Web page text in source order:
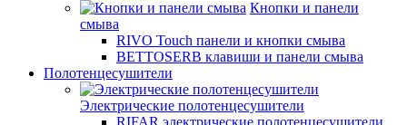
Кнопки и панели
смыва
RIVO Touch панели и кнопки смыва
BETTOSERB клавиши и панели смыва
Полотенцесушители
Электрические полотенцесушители
RIFAR электрические полотенцесушители